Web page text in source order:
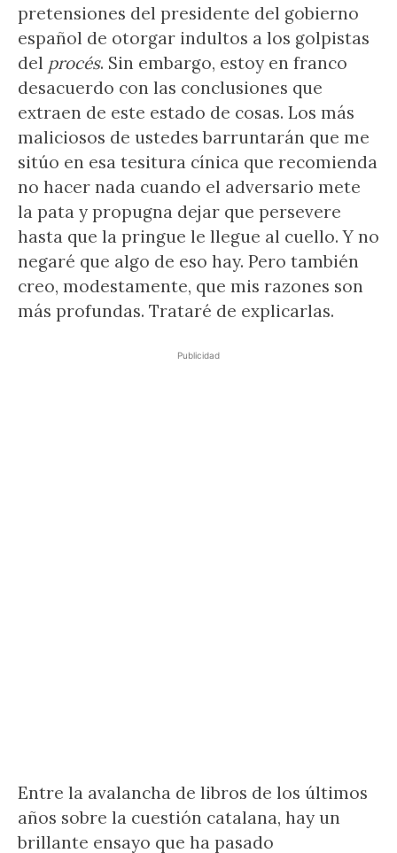
pretensiones del presidente del gobierno
español de otorgar indultos a los golpistas
del procés. Sin embargo, estoy en franco
desacuerdo con las conclusiones que
extraen de este estado de cosas. Los más
maliciosos de ustedes barruntarán que me
sitúo en esa tesitura cínica que recomienda
no hacer nada cuando el adversario mete
la pata y propugna dejar que persevere
hasta que la pringue le llegue al cuello. Y no
negaré que algo de eso hay. Pero también
creo, modestamente, que mis razones son
más profundas. Trataré de explicarlas.
Publicidad
Entre la avalancha de libros de los últimos
años sobre la cuestión catalana, hay un
brillante ensayo que ha pasado